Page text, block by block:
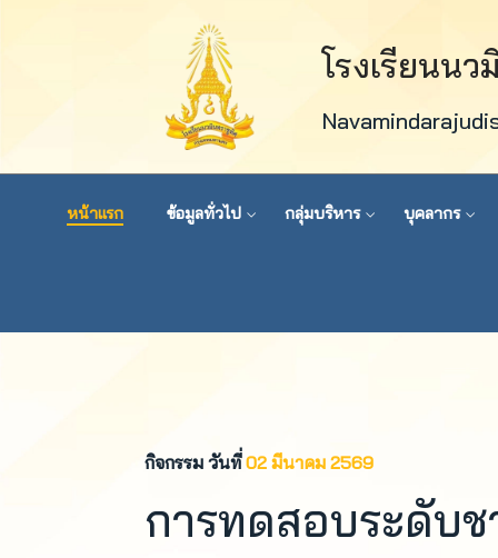
โรงเรียนน
หน้าแรก ข้อมูลทั่วไป กลุ่มบริหาร บุคลากร
กิจกรรม วันที่02 มีนาคม 2569
การทดสอบระดับ